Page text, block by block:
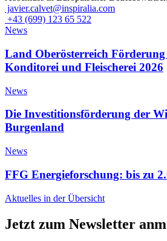
javier.calvet@inspiralia.com
+43 (699) 123 65 522
News
Land Oberösterreich
Konditorei und Fleischerei 2026
News
Die Investitionsförderung der
Burgenland
News
FFG Energieforschung: bis zu
Aktuelles in der Übersicht
Jetzt zum Newsletter